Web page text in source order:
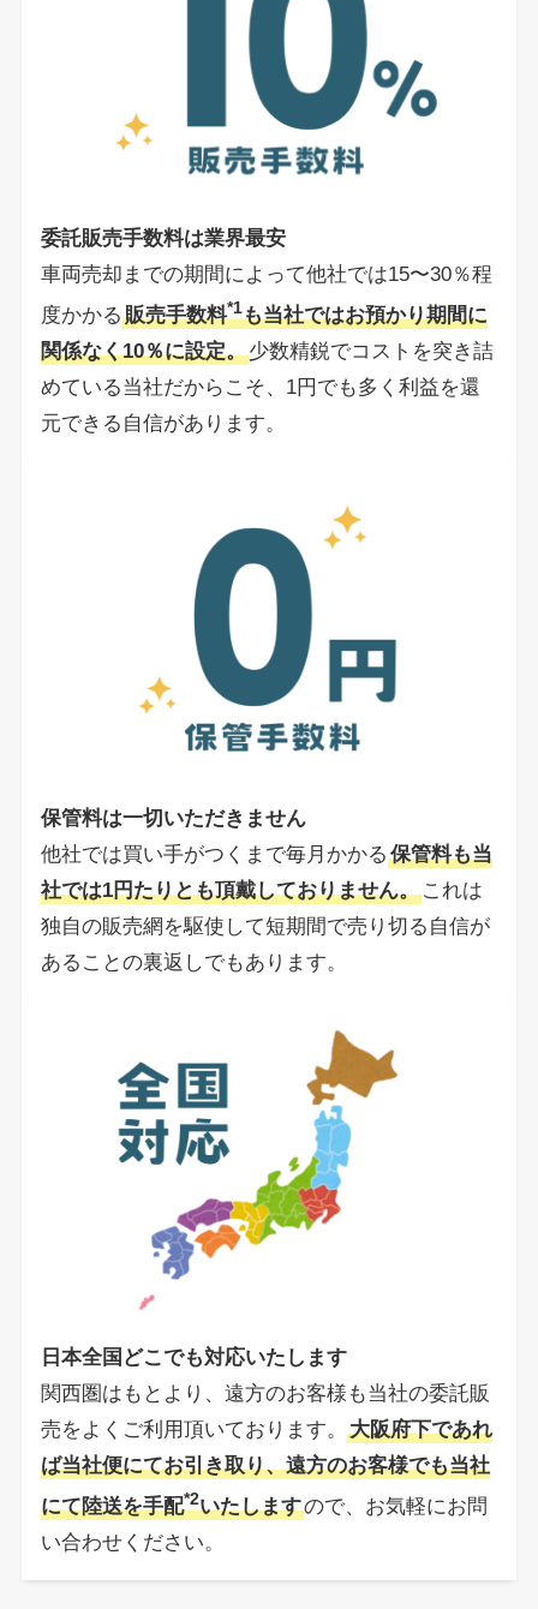
委託販売手数料は業界最安
車両売却までの期間によって他社では15〜30％程
度かかる販売手数料*1も当社ではお預かり期間に
関係なく10％に設定。少数精鋭でコストを突き詰
めている当社だからこそ、1円でも多く利益を還
元できる自信があります。
保管料は一切いただきません
他社では買い手がつくまで毎月かかる保管料も当
社では1円たりとも頂戴しておりません。 これは
独自の販売網を駆使して短期間で売り切る自信が
あることの裏返しでもあります。
日本全国どこでも対応いたします
関西圏はもとより、遠方のお客様も当社の委託販
売をよくご利用頂いております。大阪府下であれ
ば当社便にてお引き取り、遠方のお客様でも当社
にて陸送を手配*2いたしますので、お気軽にお問
い合わせください。